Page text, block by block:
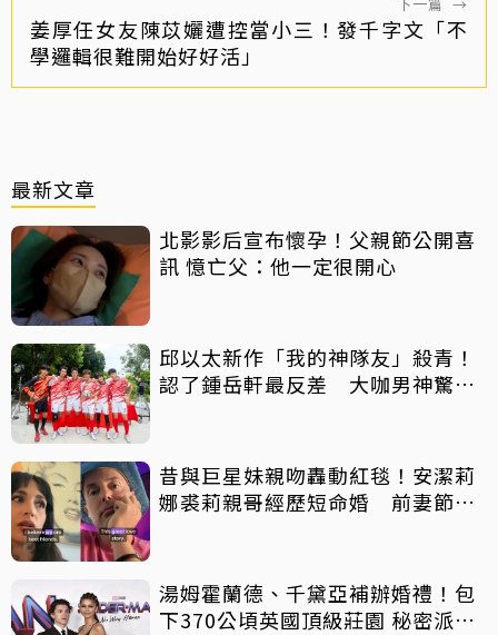
姜厚任女友陳苡孋遭控當小三！發千字文「不
學邏輯很難開始好好活」
最新文章
北影影后宣布懷孕！父親節公開喜
訊 憶亡父：他一定很開心
邱以太新作「我的神隊友」殺青！
認了鍾岳軒最反差 大咖男神驚喜
昔與巨星妹親吻轟動紅毯！安潔莉
娜裘莉親哥經歷短命婚 前妻節目
湯姆霍蘭德、千黛亞補辦婚禮！包
下370公頃英國頂級莊園 秘密派對